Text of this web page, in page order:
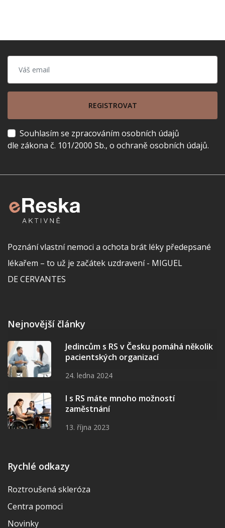
REGISTROVAT
Souhlasím se zpracováním osobních údajů
dle zákona č. 101/2000 Sb., o ochraně osobních údajů.
Poznání vlastní nemoci a ochota brát léky předepsané
lékařem – to už je začátek uzdravení - MIGUEL
DE CERVANTES
Nejnovější články
Jedincům s RS v Česku pomáhá několik
pacientských organizací
24. ledna 2024
I s RS máte mnoho možností
zaměstnání
13. října 2023
Rychlé odkazy
Roztroušená skleróza
Centra pomoci
Novinky